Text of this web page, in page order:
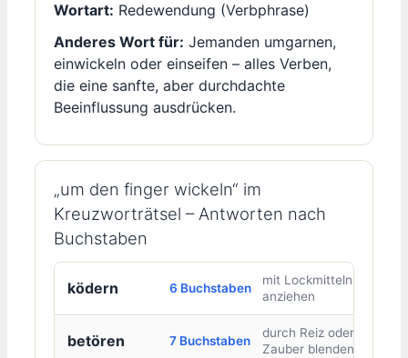
Wortart: Redewendung (Verbphrase)
Anderes Wort für: Jemanden umgarnen,
einwickeln oder einseifen – alles Verben,
die eine sanfte, aber durchdachte
Beeinflussung ausdrücken.
„um den finger wickeln“ im
Kreuzworträtsel – Antworten nach
Buchstaben
ködern 6 Buchstaben
mit Lockmitteln
anziehen
betören 7 Buchstaben
durch Reiz oder
Zauber blenden